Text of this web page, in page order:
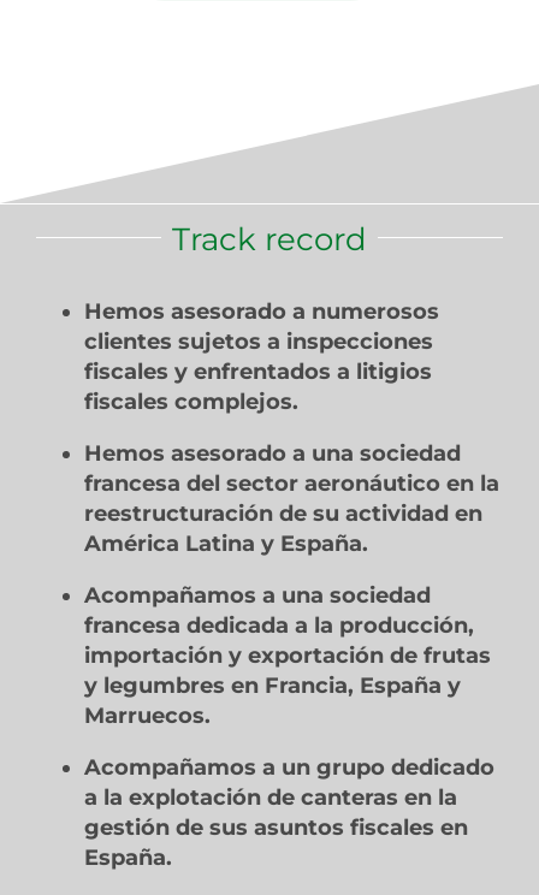
Track record
Hemos asesorado a numerosos
clientes sujetos a inspecciones
fiscales y enfrentados a litigios
fiscales complejos.
Hemos asesorado a una sociedad
francesa del sector aeronáutico en la
reestructuración de su actividad en
América Latina y España.
Acompañamos a una sociedad
francesa dedicada a la producción,
importación y exportación de frutas
y legumbres en Francia, España y
Marruecos.
Acompañamos a un grupo dedicado
a la explotación de canteras en la
gestión de sus asuntos fiscales en
España.